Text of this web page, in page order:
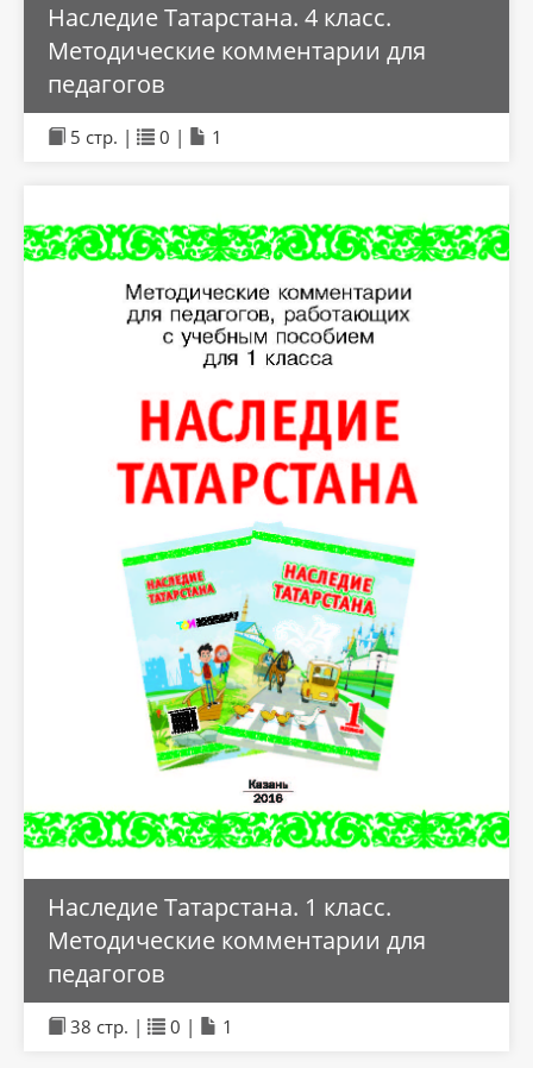
Наследие Татарстана. 4 класс.
Методические комментарии для
педагогов
5 стр. | 0 | 1
Наследие Татарстана. 1 класс.
Методические комментарии для
педагогов
38 стр. | 0 | 1